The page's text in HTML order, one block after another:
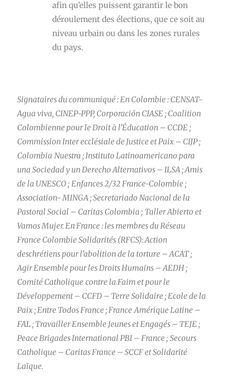
afin qu’elles puissent garantir le bon
déroulement des élections, que ce soit au
niveau urbain ou dans les zones rurales
du pays.
Signataires du communiqué :En Colombie: CENSAT-
Agua viva, CINEP-PPP, Corporación CIASE ; Coalition
Colombienne pour le Droit à l’Éducation – CCDE ;
Commission Inter ecclésiale de Justice et Paix – CIJP ;
Colombia Nuestra ; Instituto Latinoamericano para
una Sociedad y un Derecho Alternativos – ILSA ; Amis
de la UNESCO ; Enfances 2/32 France-Colombie ;
Association- MINGA ; Secretariado Nacional de la
Pastoral Social – Caritas Colombia ; Taller Abierto et
Vamos Mujer.En France: les membres du Réseau
France Colombie Solidarités (RFCS): Action
deschrétiens pour l’abolition de la torture – ACAT ;
Agir Ensemble pour les Droits Humains – AEDH ;
Comité Catholique contre la Faim et pour le
Développement – CCFD – Terre Solidaire ; Ecole de la
Paix ; Entre Todos France ; France Amérique Latine –
FAL ; Travailler Ensemble Jeunes et Engagés – TEJE ;
Peace Brigades International PBI – France ; Secours
Catholique – Caritas France – SCCF et Solidarité
Laïque.